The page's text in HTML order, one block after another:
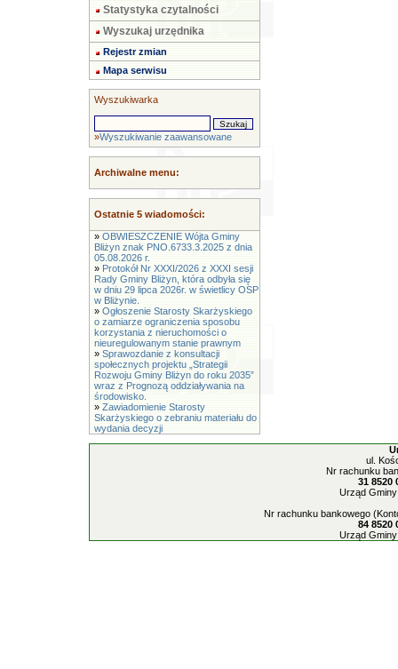
Statystyka czytalności
Wyszukaj urzędnika
Rejestr zmian
Mapa serwisu
Wyszukiwarka
»Wyszukiwanie zaawansowane
Archiwalne menu:
Ostatnie 5 wiadomości:
» OBWIESZCZENIE Wójta Gminy
Bliżyn znak PNO.6733.3.2025 z dnia
05.08.2026 r.
» Protokół Nr XXXI/2026 z XXXI sesji
Rady Gminy Bliżyn, która odbyła się
w dniu 29 lipca 2026r. w świetlicy OSP
w Bliżynie.
» Ogłoszenie Starosty Skarżyskiego
o zamiarze ograniczenia sposobu
korzystania z nieruchomości o
nieuregulowanym stanie prawnym
» Sprawozdanie z konsultacji
społecznych projektu „Strategii
Rozwoju Gminy Bliżyn do roku 2035”
wraz z Prognozą oddziaływania na
środowisko.
» Zawiadomienie Starosty
Skarżyskiego o zebraniu materiału do
wydania decyzji
ul.
Nr rachunku
31 8520
Urząd
Nr rachunku bankowego
84 8520
Urząd